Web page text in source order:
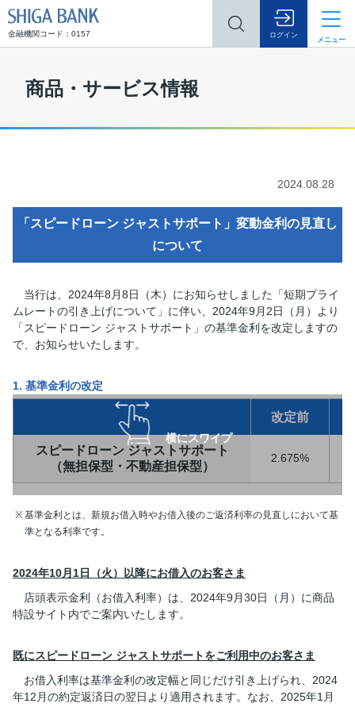
金融機関コード：0157 ログイン
メニュー
商品・サービス情報
2024.08.28
「スピードローン ジャストサポート」変動金利の見直し
について
当行は、2024年8月8日（木）にお知らせしました「短期プライ
ムレートの引き上げについて」に伴い、2024年9月2日（月）より
「スピードローン ジャストサポート」の基準金利を改定しますの
で、お知らせいたします。
1. 基準金利の改定
改定前
スピードローン ジャストサポート
（無担保型・不動産担保型）
2.675%
横にスワイプ
基準金利とは、新規お借入時やお借入後のご返済利率の見直しにおいて基
準となる利率です。
2024年10月1日（火）以降にお借入のお客さま
店頭表示金利（お借入利率）は、2024年9月30日（月）に商品
特設サイト内でご案内いたします。
既にスピードローン ジャストサポートをご利用中のお客さま
お借入利率は基準金利の改定幅と同じだけ引き上げられ、2024
年12月の約定返済日の翌日より適用されます。なお、2025年1月